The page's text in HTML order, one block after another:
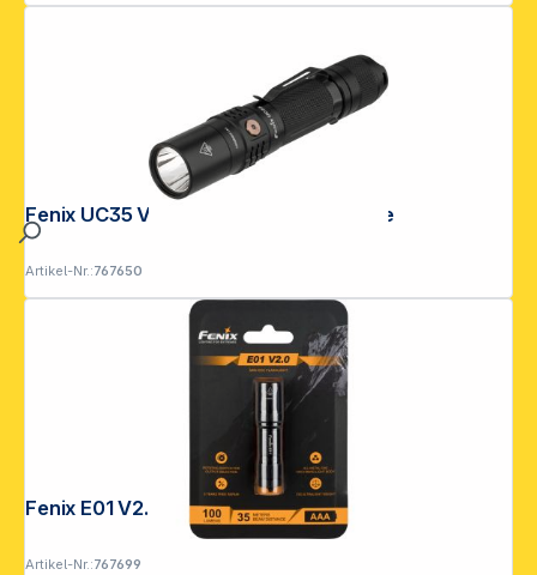
Fenix UC35 V2.0 960 lm Taschenlampe
Artikel-Nr.:767650
Fenix E01 V2.0 100 lm Taschenlampe
Artikel-Nr.:767699